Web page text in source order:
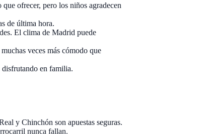
ofrecer, pero los niños agradecen
de última hora.
El clima de Madrid puede
veces más cómodo que
disfrutando en familia.
y Chinchón son apuestas seguras.
nunca fallan.